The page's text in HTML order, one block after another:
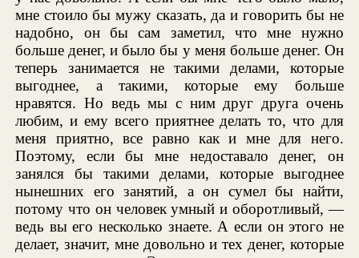
мне стоило бы мужу сказать, да и говорить бы не
надобно, он бы сам заметил, что мне нужно
больше денег, и было бы у меня больше денег. Он
теперь занимается не такими делами, которые
выгоднее, а такими, которые ему больше
нравятся. Но ведь мы с ним друг друга очень
любим, и ему всего приятнее делать то, что для
меня приятно, все равно как и мне для него.
Поэтому, если бы мне недоставало денег, он
занялся бы такими делами, которые выгоднее
нынешних его занятий, а он сумел бы найти,
потому что он человек умный и оборотливый, —
ведь вы его несколько знаете. А если он этого не
делает, значит, мне довольно и тех денег, которые